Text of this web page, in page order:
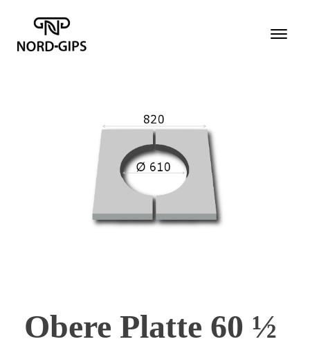
Obere Platte 60 ½